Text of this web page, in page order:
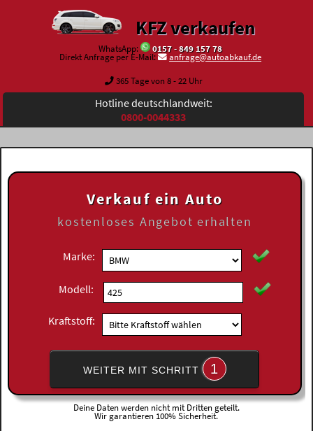
KFZ verkaufen
WhatsApp:
0157 - 849 157 78
Direkt Anfrage per E-Mail:
anfrage@autoabkauf.de
365 Tage von 8 - 22 Uhr
Hotline deutschlandweit:
0800-0044333
Verkauf ein Auto
kostenloses Angebot erhalten
Marke:
Modell:
Kraftstoff:
WEITER MIT SCHRITT 1
Deine Daten werden nicht mit Dritten geteilt.
Wir garantieren 100% Sicherheit.